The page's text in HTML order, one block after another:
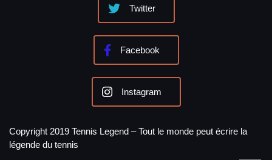
Twitter
Facebook
Instagram
Copyright 2019 Tennis Legend – Tout le monde peut écrire la
légende du tennis